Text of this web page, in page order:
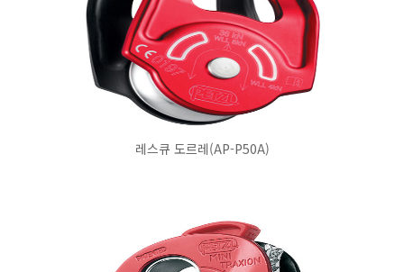
레스큐 도르레(AP-P50A)